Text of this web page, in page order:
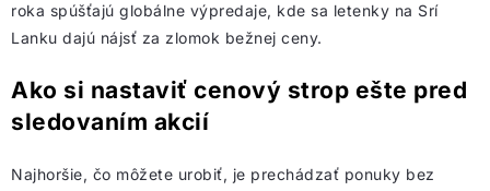
roka spúšťajú globálne výpredaje, kde sa letenky na Srí
Lanku dajú nájsť za zlomok bežnej ceny.
Ako si nastaviť cenový strop ešte pred
sledovaním akcií
Najhoršie, čo môžete urobiť, je prechádzať ponuky bez